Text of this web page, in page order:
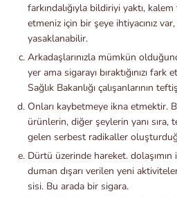
farkındalığıyla bildiriyi yaktı,
etmeniz için bir şeye ihtiyacınız
yasaklanabilir.
Arkadaşlarınızla mümkün
yer ama sigarayı bıraktığınızı
Sağlık Bakanlığı çalışanlarının
Onları kaybetmeye ikna etmektir.
ürünlerin, diğer şeylerin yanı sıra,
gelen serbest radikaller
Dürtü üzerinde hareket. dolaşımın
duman dışarı verilen yeni
sisi. Bu arada bir sigara.